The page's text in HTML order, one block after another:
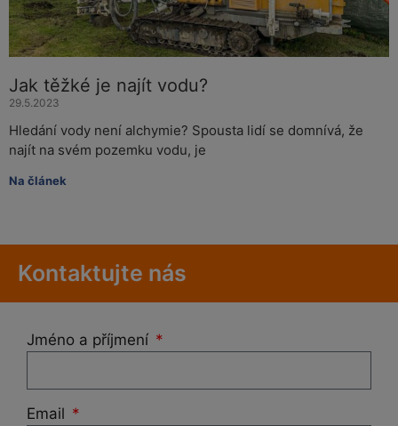
Jak těžké je najít vodu?
29.5.2023
Hledání vody není alchymie? Spousta lidí se domnívá, že
najít na svém pozemku vodu, je
Na článek
Kontaktujte nás
Jméno a příjmení
Email